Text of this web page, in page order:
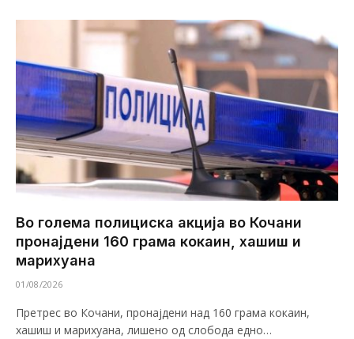
Во голема полициска акција во Кочани
пронајдени 160 грама кокаин, хашиш и
марихуана
01/08/2026
Претрес во Кочани, пронајдени над 160 грама кокаин,
хашиш и марихуана, лишено од слобода едно…